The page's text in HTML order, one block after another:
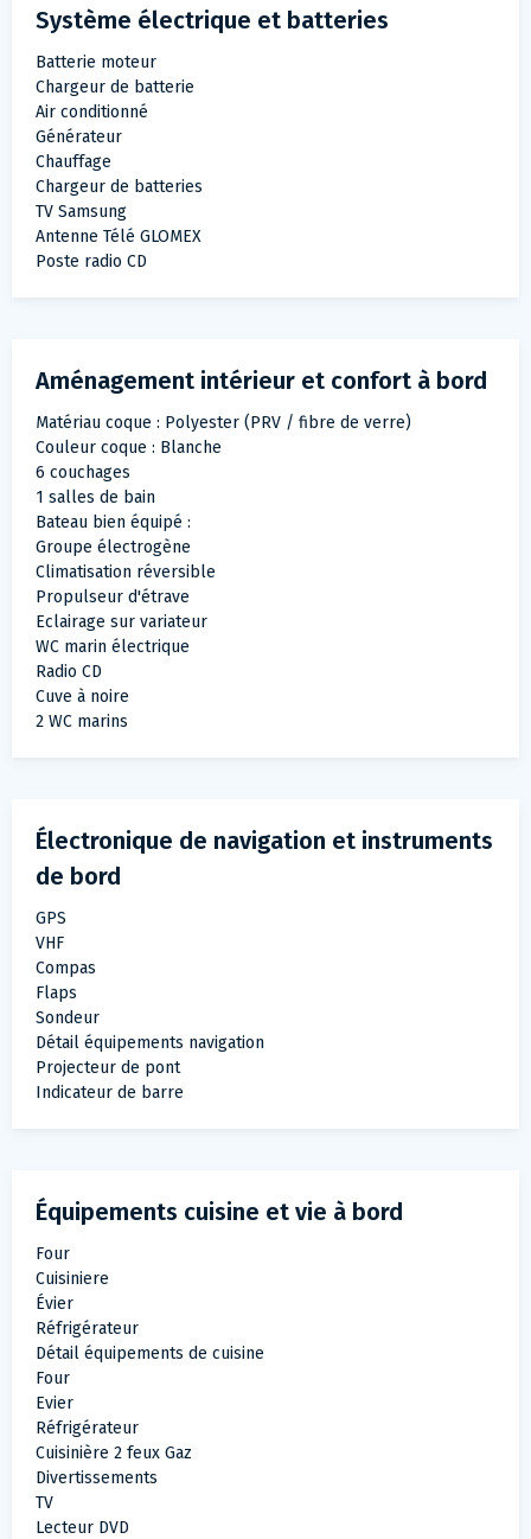
Système électrique et batteries
Batterie moteur
Chargeur de batterie
Air conditionné
Générateur
Chauffage
Chargeur de batteries
TV Samsung
Antenne Télé GLOMEX
Poste radio CD
Aménagement intérieur et confort à bord
Matériau coque : Polyester (PRV / fibre de verre)
Couleur coque : Blanche
6 couchages
1 salles de bain
Bateau bien équipé :
Groupe électrogène
Climatisation réversible
Propulseur d'étrave
Eclairage sur variateur
WC marin électrique
Radio CD
Cuve à noire
2 WC marins
Électronique de navigation et instruments
de bord
GPS
VHF
Compas
Flaps
Sondeur
Détail équipements navigation
Projecteur de pont
Indicateur de barre
Équipements cuisine et vie à bord
Four
Cuisiniere
Évier
Réfrigérateur
Détail équipements de cuisine
Four
Evier
Réfrigérateur
Cuisinière 2 feux Gaz
Divertissements
TV
Lecteur DVD